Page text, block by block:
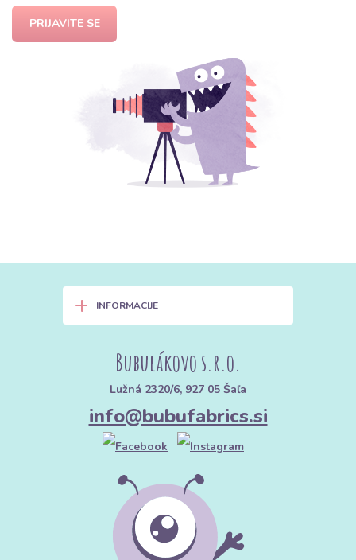
PRIJAVITE SE
+ INFORMACIJE
Bubulákovo s.r.o.
Lužná 2320/6, 927 05 Šaľa
info@bubufabrics.si